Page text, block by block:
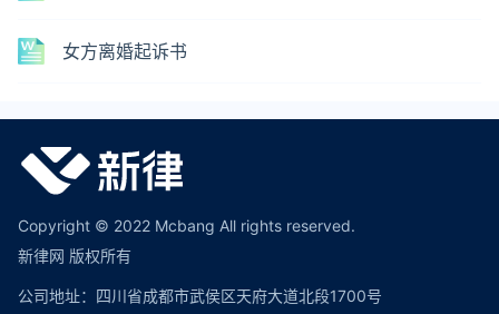
女方离婚起诉书
Copyright © 2022 Mcbang All rights reserved.
新律网 版权所有
公司地址：四川省成都市武侯区天府大道北段1700号